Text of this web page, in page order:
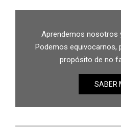
Aprendemos nosotros
Podemos equivocarnos,
propósito de no
SABER